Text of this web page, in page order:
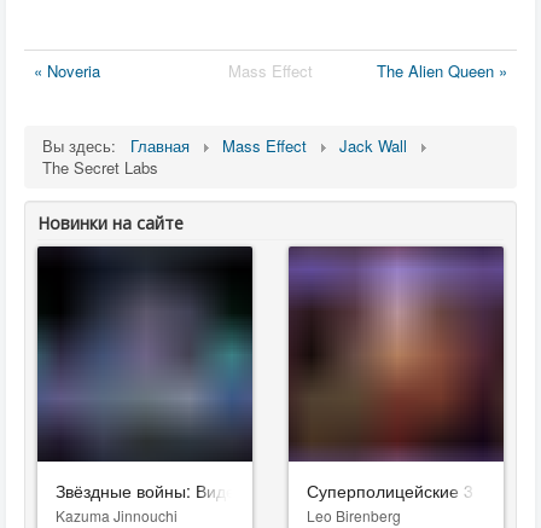
« Noveria Mass Effect The Alien Queen »
Вы здесь: Главная Mass Effect
Jack Wall
The Secret Labs
Новинки на сайте
Звёздные войны: Видения. Девятый джедай
Kazuma Jinnouchi
Суперполицейские 3
Leo Birenberg